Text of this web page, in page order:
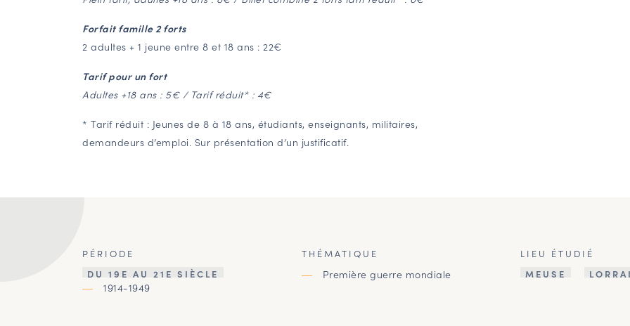
Forfait famille 2 forts
2 adultes + 1 jeune entre 8 et 18 ans : 22€
Tarif pour un fort
Adultes +18 ans : 5€ / Tarif réduit* : 4€
* Tarif réduit : Jeunes de 8 à 18 ans, étudiants, enseignants, militaires,
demandeurs d’emploi. Sur présentation d’un justificatif.
PÉRIODE
DU 19E AU 21E SIÈCLE
1914-1949
THÉMATIQUE
Première guerre mondiale
LIEU ÉTUDIÉ
MEUSE